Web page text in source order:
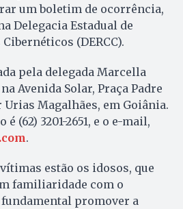
um boletim de ocorrência,
Delegacia Estadual de
(DERCC).
pela delegada Marcella
Avenida Solar, Praça Padre
Urias Magalhães, em Goiânia.
(62) 3201-2651, e o e-mail,
.
estão os idosos, que
familiaridade com o
promover a